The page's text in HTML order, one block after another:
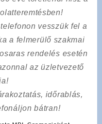
telefonon vesszük fel a
a felmerülő szakmai
rendelés esetén
az üzletvezető
időrablás,
bátran!